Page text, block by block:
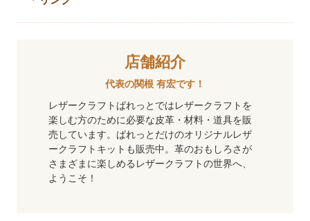
店舗紹介
代表の関根 有宏です！
レザークラフトぱれっとではレザークラフトを
楽しむ方のために必要な皮革・材料・道具を販
売しています。ぱれっとだけのオリジナルレザ
ークラフトキットも販売中。革のおもしろさが
さまざまに楽しめるレザークラフトの世界へ、
ようこそ！